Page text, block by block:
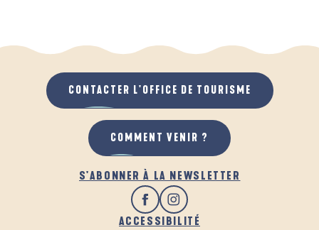
QUAND IL PLEUT
AU GRAND AIR
S'ABONNER À LA NEWSLETTER
ACCESSIBILITÉ
CONTACTER L'OFFICE DE TOURISME
COMMENT VENIR ?